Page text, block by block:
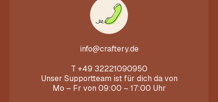
info@craftery.de
T +49 32221090950
Unser Supportteam ist für dich da von
Mo – Fr von 09:00 – 17:00 Uhr